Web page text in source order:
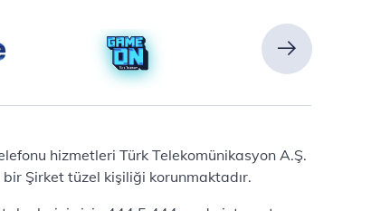
hizmetleri Türk Telekomünikasyon A.Ş.
Şirket tüzel kişiliği korunmaktadır.